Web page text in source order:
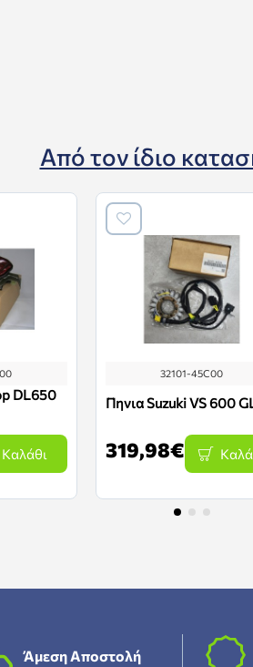
Από τον ίδιο
DL650
Καλάθι
32101-45C00
Πηνια Suzuki VS 600
319,98€
Άμεση Αποστολή